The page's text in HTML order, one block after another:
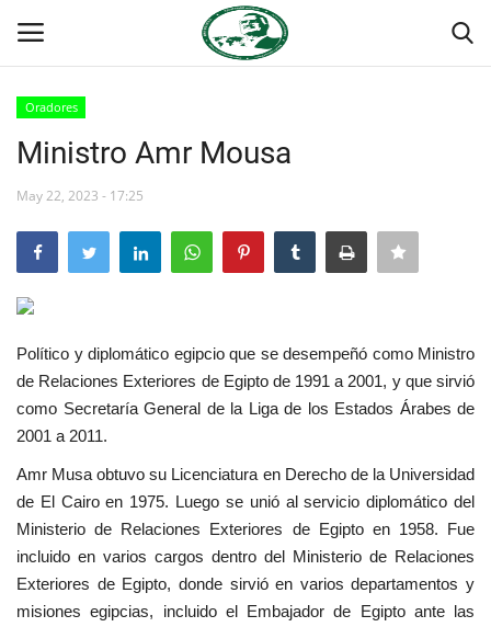
Inicio
Contacto
Foro Internacional Nasser
Egipto
Nuestro Equipo
Herencia de Jamal Abdel-Nasser
Movimiento Juvenil Nasser
Nasser Fellowship para Leadership
Internacional
Oradores
Ministro Amr Mousa
May 22, 2023 - 17:25
Político y diplomático egipcio que se desempeñó como Ministro
de Relaciones Exteriores de Egipto de 1991 a 2001, y que sirvió
como Secretaría General de la Liga de los Estados Árabes de
2001 a 2011.
Amr Musa obtuvo su Licenciatura en Derecho de la Universidad
de El Cairo en 1975. Luego se unió al servicio diplomático del
Ministerio de Relaciones Exteriores de Egipto en 1958. Fue
incluido en varios cargos dentro del Ministerio de Relaciones
Exteriores de Egipto, donde sirvió en varios departamentos y
misiones egipcias, incluido el Embajador de Egipto ante las